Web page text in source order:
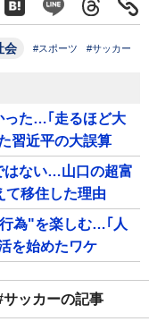
会 #スポーツ #サッカー
った…｢走るほど大
習近平の大誤算
はない…山口の超富
て移住した理由
為"を楽しむ…｢人
を始めたワケ
サッカーの記事